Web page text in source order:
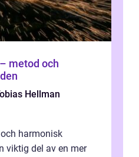
metod och
Hellman
harmonisk
viktig del av en mer